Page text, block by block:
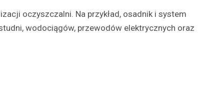
oczyszczalni. Na przykład, osadnik i system
wodociągów, przewodów elektrycznych oraz